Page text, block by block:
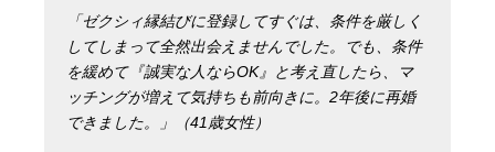
「ゼクシィ縁結びに登録してすぐは、条件を厳しく
してしまって全然出会えませんでした。でも、条件
を緩めて『誠実な人ならOK』と考え直したら、マ
ッチングが増えて気持ちも前向きに。2年後に再婚
できました。」（41歳女性）